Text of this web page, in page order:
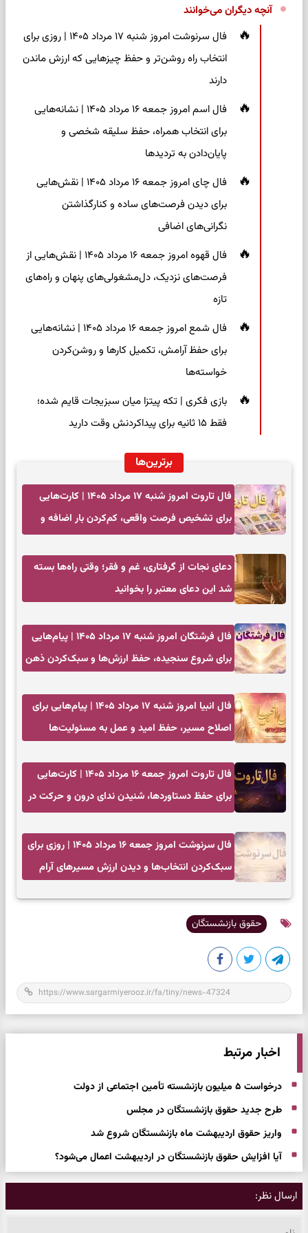
آنچه دیگران می‌خوانند
فال سرنوشت امروز شنبه ۱۷ مرداد ۱۴۰۵ | روزی برای
انتخاب راه روشن‌تر و حفظ چیزهایی که ارزش ماندن
دارند
فال اسم امروز جمعه ۱۶ مرداد ۱۴۰۵ | نشانه‌هایی
برای انتخاب همراه، حفظ سلیقه شخصی و
پایان‌دادن به تردیدها
فال چای امروز جمعه ۱۶ مرداد ۱۴۰۵ | نقش‌هایی
برای دیدن فرصت‌های ساده و کنارگذاشتن
نگرانی‌های اضافی
فال قهوه امروز جمعه ۱۶ مرداد ۱۴۰۵ | نقش‌هایی از
فرصت‌های نزدیک، دل‌مشغولی‌های پنهان و راه‌های
تازه
فال شمع امروز جمعه ۱۶ مرداد ۱۴۰۵ | نشانه‌هایی
برای حفظ آرامش، تکمیل کارها و روشن‌کردن
خواسته‌ها
بازی فکری | تکه پیتزا میان سبزیجات قایم شده؛
فقط ۱۵ ثانیه برای پیداکردنش وقت دارید
برترین‌ها
فال تاروت امروز شنبه ۱۷ مرداد ۱۴۰۵ | کارت‌هایی
برای تشخیص فرصت واقعی، کم‌کردن بار اضافه و
دعای نجات از گرفتاری، غم و فقر؛ وقتی راه‌ها بسته
شد این دعای معتبر را بخوانید
فال فرشتگان امروز شنبه ۱۷ مرداد ۱۴۰۵ | پیام‌هایی
برای شروع سنجیده، حفظ ارزش‌ها و سبک‌کردن ذهن
فال انبیا امروز شنبه ۱۷ مرداد ۱۴۰۵ | پیام‌هایی برای
اصلاح مسیر، حفظ امید و عمل به مسئولیت‌ها
فال تاروت امروز جمعه ۱۶ مرداد ۱۴۰۵ | کارت‌هایی
برای حفظ دستاوردها، شنیدن ندای درون و حرکت در
فال سرنوشت امروز جمعه ۱۶ مرداد ۱۴۰۵ | روزی برای
سبک‌کردن انتخاب‌ها و دیدن ارزش مسیرهای آرام
حقوق بازنشستگان
اخبار مرتبط
درخواست ۵ میلیون بازنشسته تأمین اجتماعی از دولت
طرح جدید حقوق بازنشستگان در مجلس
واریز حقوق اردیبهشت ماه بازنشستگان شروع شد
آیا افزایش حقوق بازنشستگان در اردیبهشت اعمال می‌شود؟
ارسال نظر: